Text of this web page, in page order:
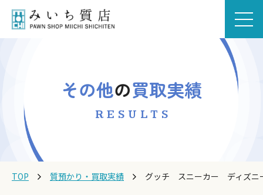
その他の買取実績
RESULTS
TOP 質預かり・買取実績 グッチ スニーカー ディズ